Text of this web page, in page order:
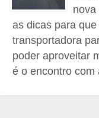
nova
as dicas para
transportadora
poder aproveitar
é o encontro com
a
n
c
o